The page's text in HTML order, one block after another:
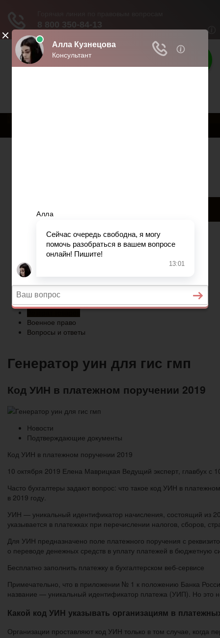
Твои права
Возврат товаров
Военное право
Вопросы и ответы
Главная
Страхование
Гражданство
Военное право
Вопросы и ответы
Генератор уин для гис гмп
Код УИН в платежном поручении 2019
Новости
Подтверждающие документы
Код УИН в платежном поручении 2019
10 октября 2019 Елена Маврицкая Ведущий эксперт, главбух с
Часто бухгалтеры задают вопрос: что такое код УИН в
в 2019 году.
УИН — уникальный идентификатор начисления, состоящий из
указывается в платежках при перечислении налогов, сборов,
Для УИН предназначено поле платежного поручения с
о переводе денежных средств в уплату платежей в
Бесплатно заполнить платежку в бухгалтерском веб‑сервисе
Примечательно, что в приложении № 1 к положению Банка
название — уникальный идентификатор платежа (УИП). Но это
Какой код УИН указывать организациям в
Организации проставляют код УИН только в том случае, когда